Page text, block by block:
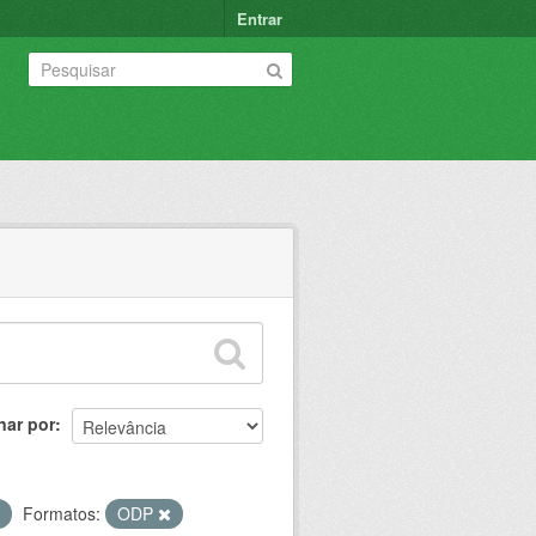
Entrar
por
Formatos: ODP